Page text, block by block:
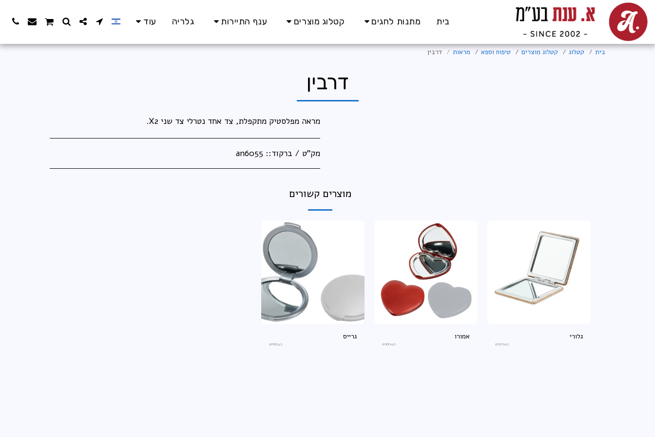
בית מתנות לחגים קטלוג מוצרים ענף התיירות גלריה עוד
בית קטלוג קטלוג מוצרים טיפוח וספא מראות דרבין
דרבין
מראה מפלסטיק מתקפלת, צד אחד נטרלי צד שני X2.
מק"ט / ברקוד:: an6055
מוצרים קשורים
גלורי
an7040
אמורו
an6040
גרייס
an6043